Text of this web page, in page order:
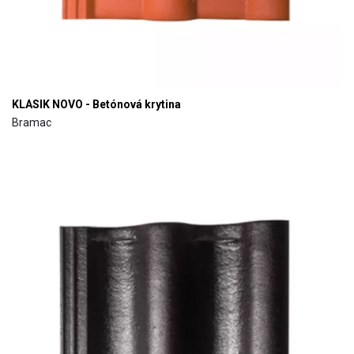
KLASIK NOVO - Betónová krytina
Bramac